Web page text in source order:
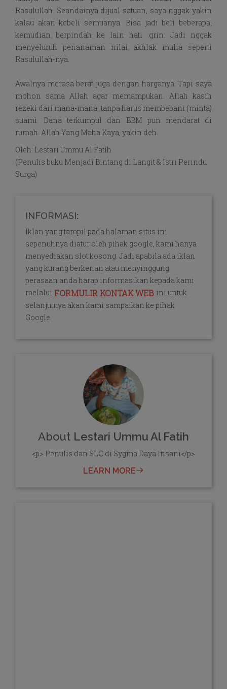
Rasulullah. Seandainya dijual satuan, saya nggak yakin
kalau akan kebeli semuanya. Bisa jadi beli beberapa,
kemudian berpindah ke lain hati :grin: Jadi nggak
menyeluruh penanaman nilai akhlak mulia seperti
Rasulullah-nya.
Awalnya merasa berat juga dengan harganya. Tapi saya
mohon sama Allah agar memampukan. Allah kasih
rezeki dari mana-mana, tanpa harus membebani (minta)
suami. Dana terkumpul dan BBM pun mendarat di
rumah. Allah Yang Maha Kaya, yakin deh.
Oleh: Lestari Ummu Al Fatih
(Penulis buku Menjadi Bintang di Langit & Istri Perindu
Surga)
INFORMASI:
Iklan yang tampil pada halaman situs ini
sepenuhnya diatur oleh pihak google, kami hanya
menyediakan slot kosong. Jadi apabila ada iklan
yang kurang berkenan atau menyinggung
perasaan anda harap informasikan kepada kami
melalui FORMULIR KONTAK WEB ini untuk
selanjutnya akan kami sampaikan ke pihak
Google.
About Lestari Ummu Al Fatih
<p> Penulis dan SLC di Sygma Daya Insani</p>
LEARN MORE